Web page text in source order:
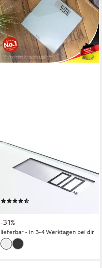
SOEHNLE
Personenwaage Style Sense
Comfort 100, 1-tlg., LCD-
Anzeige, flaches Design, bis
180kg, kg/lb/st, inkl. Batterien
-31%
lieferbar - in 3-4 Werktagen bei dir